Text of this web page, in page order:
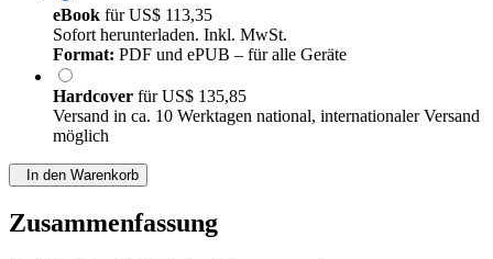
eBook fürUS$ 113,35
Sofort herunterladen. Inkl. MwSt.
Format: PDF und ePUB – für alle Geräte
Hardcover fürUS$ 135,85
Versand in ca. 10 Werktagen national, internationaler Versand
möglich
In den Warenkorb
Zusammenfassung